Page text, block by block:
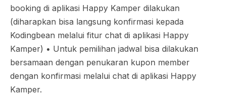
booking di aplikasi Happy Kamper dilakukan
(diharapkan bisa langsung konfirmasi kepada
Kodingbean melalui fitur chat di aplikasi Happy
Kamper) •⁠ ⁠Untuk pemilihan jadwal bisa dilakukan
bersamaan dengan penukaran kupon member
dengan konfirmasi melalui chat di aplikasi Happy
Kamper.